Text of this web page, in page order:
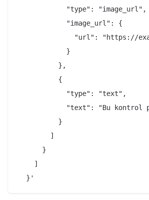
            "type": "image_url",
            "image_url": {
"url": "https://
            }
          },
          {
            "type": "text",
"text": "Bu kontrol
          }
        ]
      }
    ]